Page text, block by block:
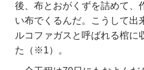
後、布とおがくずを詰めて、
い布でくるんだ。こうして出
ルコファガスと呼ばれる棺に
た（※1）。